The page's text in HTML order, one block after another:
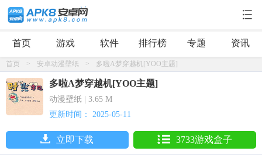
首页 游戏 软件 排行榜 专题 资讯
首页 > 安卓动漫壁纸 > 多啦A梦穿越机[YOO主题]
多啦A梦穿越机[YOO主题]
动漫壁纸 | 3.65 M
更新时间： 2025-05-11
立即下载 3733游戏盒子